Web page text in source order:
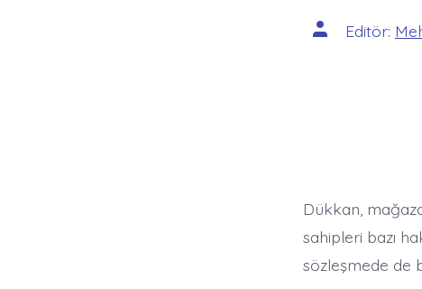
Yazının
yazarı
Editör:
Dükkan,
sahipleri bazı
sözleşmede de